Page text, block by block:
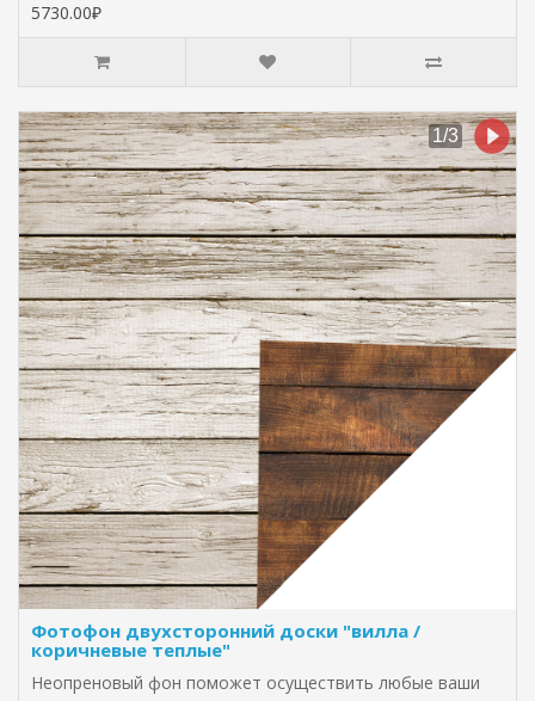
5730.00₽
Фотофон двухсторонний доски "вилла /
коричневые теплые"
Неопреновый фон поможет осуществить любые ваши